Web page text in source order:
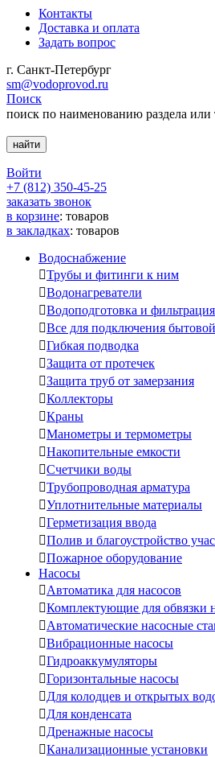
Контакты
Доставка и оплата
Задать вопрос
г. Санкт-Петербург
sm@vodoprovod.ru
Поиск
поиск по наименованию раздела или
Войти
+7 (812) 350-45-25
заказать звонок
в корзине: товаров
в закладках: товаров
Водоснабжение
Трубы и фитинги к ним
Водонагреватели
Водоподготовка и фильтрация
Все для подключения
Гибкая подводка
Защита от протечек
Защита труб от замерзания
Коллекторы
Краны
Манометры и термометры
Накопительные емкости
Счетчики воды
Трубопроводная арматура
Уплотнительные материалы
Герметизация ввода
Полив и благоустройство
Пожарное оборудование
Насосы
Автоматика для насосов
Комплектующие для обвязки
Автоматические насосные
Вибрационные насосы
Гидроаккумуляторы
Горизонтальные насосы
Для колодцев и открытых
Для конденсата
Дренажные насосы
Канализационные установки